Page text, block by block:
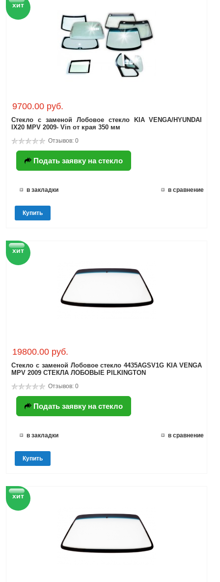
хит
9700.00 руб.
Стекло с заменой Лобовое стекло KIA VENGA/HYUNDAI
IX20 MPV 2009- Vin от края 350 мм
Отзывов: 0
Подать заявку на стекло
в закладки в сравнение
Купить
хит
19800.00 руб.
Стекло с заменой Лобовое стекло 4435AGSV1G KIA VENGA
MPV 2009 СТЕКЛА ЛОБОВЫЕ PILKINGTON
Отзывов: 0
Подать заявку на стекло
в закладки в сравнение
Купить
хит